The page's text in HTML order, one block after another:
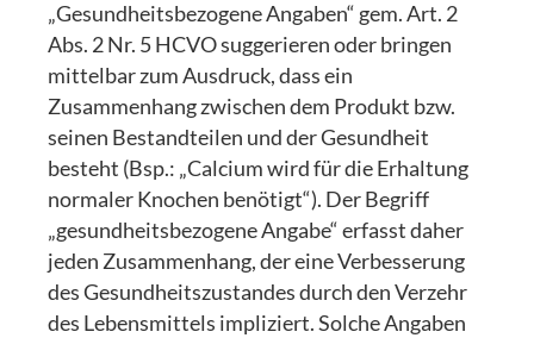
„Gesundheitsbezogene Angaben“ gem. Art. 2
Abs. 2 Nr. 5 HCVO suggerieren oder bringen
mittelbar zum Ausdruck, dass ein
Zusammenhang zwischen dem Produkt bzw.
seinen Bestandteilen und der Gesundheit
besteht (Bsp.: „Calcium wird für die Erhaltung
normaler Knochen benötigt“). Der Begriff
„gesundheitsbezogene Angabe“ erfasst daher
jeden Zusammenhang, der eine Verbesserung
des Gesundheitszustandes durch den Verzehr
des Lebensmittels impliziert. Solche Angaben